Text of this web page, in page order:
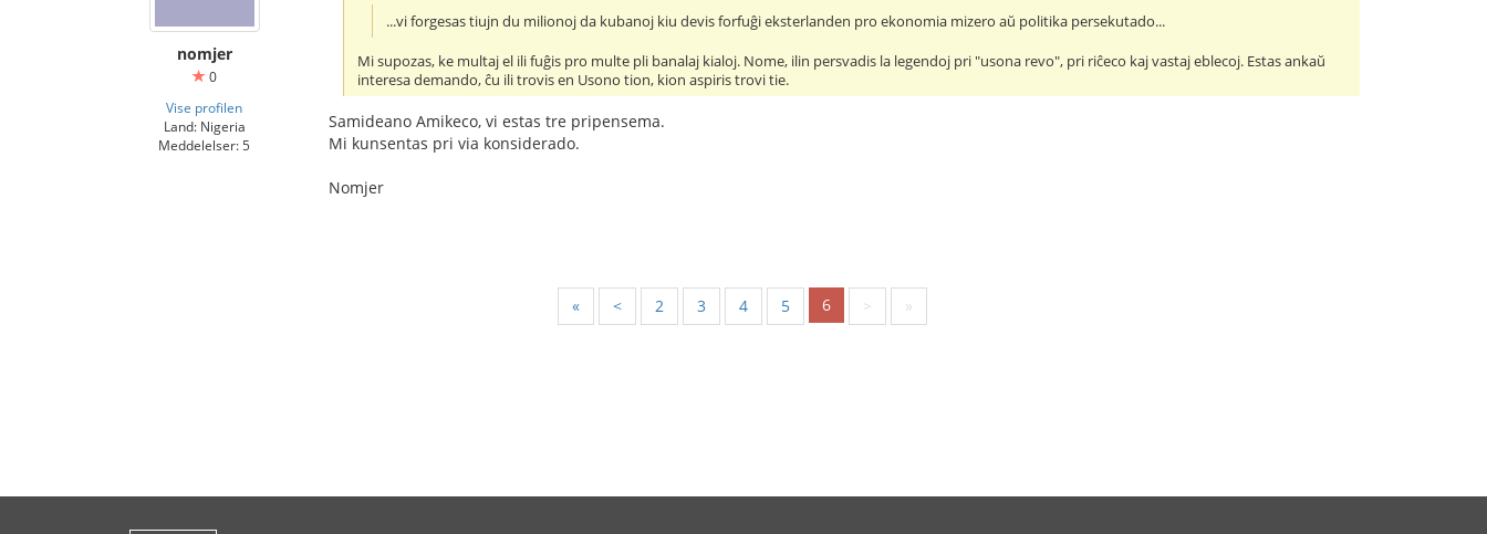
nomjer
0
Vise profilen
Land: Nigeria
Meddelelser: 5
...vi forgesas tiujn du milionoj da kubanoj kiu devis forfuĝi eksterlanden pro ekonomia mizero aŭ politika persekutado...
Mi supozas, ke multaj el ili fuĝis pro multe pli banalaj kialoj. Nome, ilin persvadis la legendoj pri "usona revo", pri riĉeco kaj vastaj eblecoj. Estas ankaŭ
interesa demando, ĉu ili trovis en Usono tion, kion aspiris trovi tie.
Samideano Amikeco, vi estas tre pripensema.
Mi kunsentas pri via konsiderado.
Nomjer
« < 2 3 4 5 6 > »